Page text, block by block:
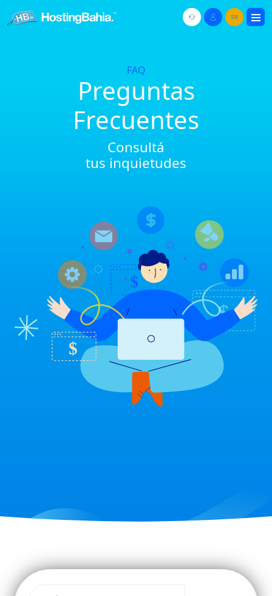
FAQ
Preguntas
Frecuentes
Consultá
tus inquietudes